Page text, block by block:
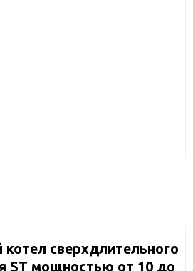
котел сверхдлительного
SТ мощностью от 10 до